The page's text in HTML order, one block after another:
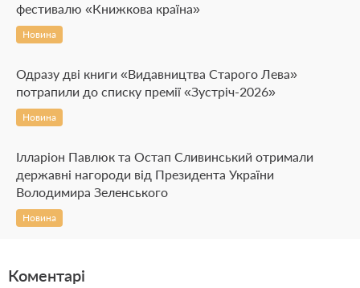
фестивалю «Книжкова країна»
Новина
Одразу дві книги «Видавництва Старого Лева»
потрапили до списку премії «Зустріч-2026»
Новина
Ілларіон Павлюк та Остап Сливинський отримали
державні нагороди від Президента України
Володимира Зеленського
Новина
Коментарі